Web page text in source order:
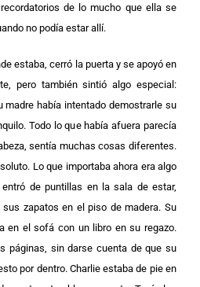
de lo mucho que ella se
no podía estar allí.
estaba, cerró la puerta y se apoyó en
pero también sintió algo especial:
madre había intentado demostrarle su
Todo lo que había afuera parecía
sentía muchas cosas diferentes.
Lo que importaba ahora era algo
de puntillas en la sala de estar,
zapatos en el piso de madera. Su
en el sofá con un libro en su regazo.
páginas, sin darse cuenta de que su
por dentro. Charlie estaba de pie en